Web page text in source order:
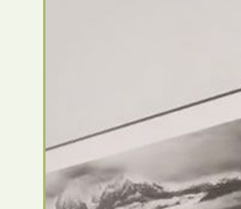
كبير لاي حد يتعامل معاهم
بورسعيد - مصر